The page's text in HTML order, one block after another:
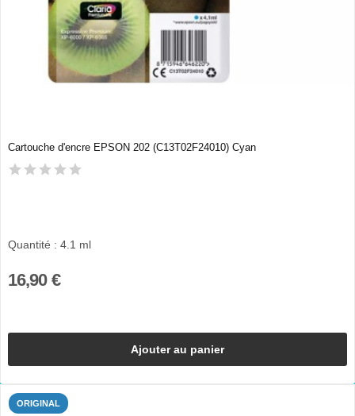
Cartouche d'encre EPSON 202 (C13T02F24010) Cyan
Quantité : 4.1 ml
16,90 €
Ajouter au panier
ORIGINAL